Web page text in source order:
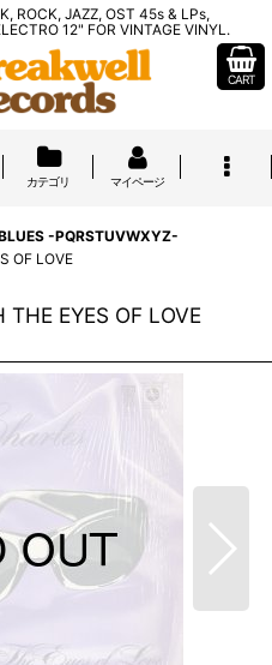
ROCK, JAZZ, OST 45s & LPs,
12" FOR VINTAGE VINYL.
CART
カテゴリ マイページ
-PQRSTUVWXYZ-
OF LOVE
EYES OF LOVE